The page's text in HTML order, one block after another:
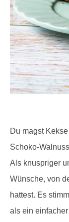
Du magst
Schoko-
Als knuspriger
Wünsche, von
hattest. Es
als ein